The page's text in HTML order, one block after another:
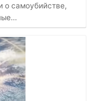
о самоубийстве,